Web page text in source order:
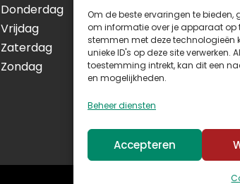
Om de beste ervaringen te
om informatie over je apparaat op
stemmen met deze
unieke ID's op deze site
toestemming intrekt, kan dit een
en mogelijkheden.
Beheer diensten
Accepteren
Donderdag
08:00–17:30
Vrijdag
08:00–17:30
Zaterdag
08:00–12:00
Zondag
Gesloten